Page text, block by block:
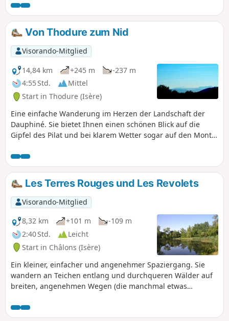
nicht mehr existierenden
Zisterzienserkloster, bewirtschaftet
wurden. Eine spezielle Beschilderung
verweist mittels Nummerierung auf die
in einer Broschüre beschriebenen
Stätten.
Von Thodure zum Nid
Visorando-Mitglied
14,84 km
+245 m
-237 m
4:55 Std.
Mittel
Start in Thodure (Isère)
Eine einfache Wanderung im Herzen der Landschaft der
Dauphiné. Sie bietet Ihnen einen schönen Blick auf die
Gipfel des Pilat und bei klarem Wetter sogar auf den Mont
Les Terres Rouges und Les Revolets
Visorando-Mitglied
8,32 km
+101 m
-109 m
2:40 Std.
Leicht
Start in Châlons (Isère)
Ein kleiner, einfacher und angenehmer Spaziergang. Sie
wandern an Teichen entlang und durchqueren Wälder auf
breiten, angenehmen Wegen (die manchmal etwas
Pilat sehen. Vielen Dank an Marc für diesen Spaziergang!